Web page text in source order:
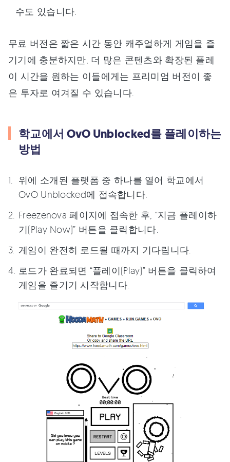
수도 있습니다.
무료 버전은 짧은 시간 동안 캐주얼하게 게임을 즐
기기에 충분하지만, 더 많은 콘텐츠와 확장된 플레
이 시간을 원하는 이들에게는 프리미엄 버전이 좋
은 투자로 여겨질 수 있습니다.
학교에서 OvO Unblocked를 플레이하는
방법
위에 소개된 플랫폼 중 하나를 열어 학교에서
OvO Unblocked에 접속합니다.
Freezenova 페이지에 접속한 후, “지금 플레이하
기(Play Now)” 버튼을 클릭합니다.
게임이 완전히 로드될 때까지 기다립니다.
로드가 완료되면 “플레이(Play)” 버튼을 클릭하여
게임을 즐기기 시작합니다.